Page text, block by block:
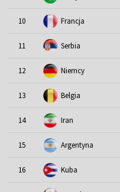
10 Francja
11 Serbia
12 Niemcy
13 Belgia
14 Iran
15 Argentyna
16 Kuba